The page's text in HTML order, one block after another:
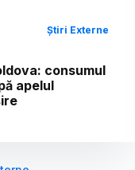
Știri Externe
consumul
apelul